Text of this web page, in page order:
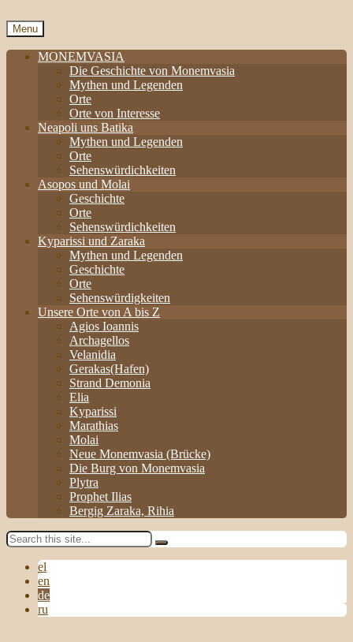
Menu
MONEMVASIA
Die Geschichte von Monemvasia
Mythen und Legenden
Orte
Orte von Interesse
Neapoli uns Batika
Mythen und Legenden
Orte
Sehenswürdichkeiten
Asopos und Molai
Geschichte
Orte
Sehenswürdichkeiten
Kyparissi und Zaraka
Mythen und Legenden
Geschichte
Orte
Sehenswürdigkeiten
Unsere Orte von A bis Z
Agios Ioannis
Archagellos
Velanidia
Gerakas(Hafen)
Strand Demonia
Elia
Kyparissi
Marathias
Molai
Neue Monemvasia (Brücke)
Die Burg von Monemvasia
Plytra
Prophet Ilias
Bergig Zaraka, Rihia
el
en
de
ru